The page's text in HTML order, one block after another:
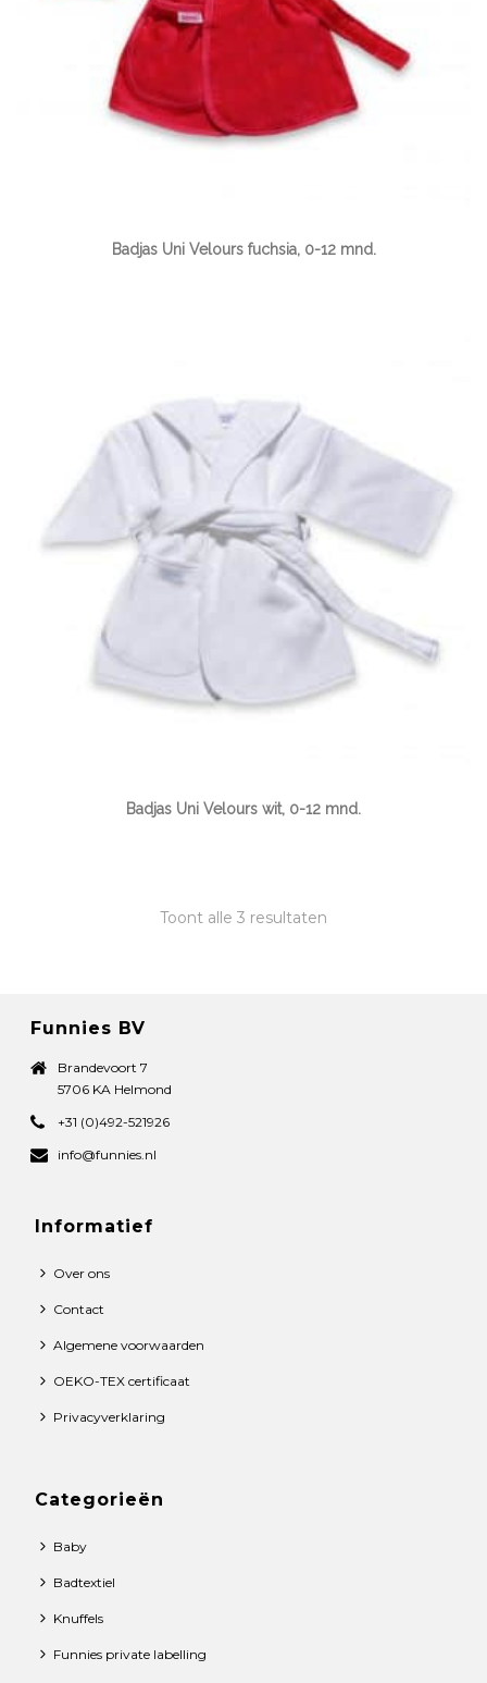
Badjas Uni Velours fuchsia, 0-12 mnd.
Badjas Uni Velours wit, 0-12 mnd.
Toont alle 3 resultaten
Funnies BV
Brandevoort 7
5706 KA Helmond
+31 (0)492-521926
info@funnies.nl
Informatief
Over ons
Contact
Algemene voorwaarden
OEKO-TEX certificaat
Privacyverklaring
Categorieën
Baby
Badtextiel
Knuffels
Funnies private labelling